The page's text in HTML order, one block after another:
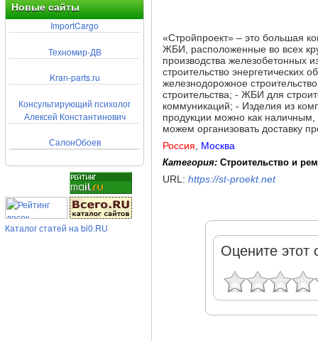
Новые сайты
ImportCargo
Техномир-ДВ
Kran-parts.ru
Консультирующий психолог
Алексей Константинович
СалонОбоев
Каталог статей на bi0.RU
«Стройпроект» – это большая
ЖБИ, расположенные во всех
производства железобетонных
строительство энергетических
железнодорожное
строительства; - ЖБИ для
коммуникаций; - Изделия из
продукции можно как
можем организовать доставку
Россия
Москва
Категория: Строительство и
URL: https://st-proekt.net
Оцените этот